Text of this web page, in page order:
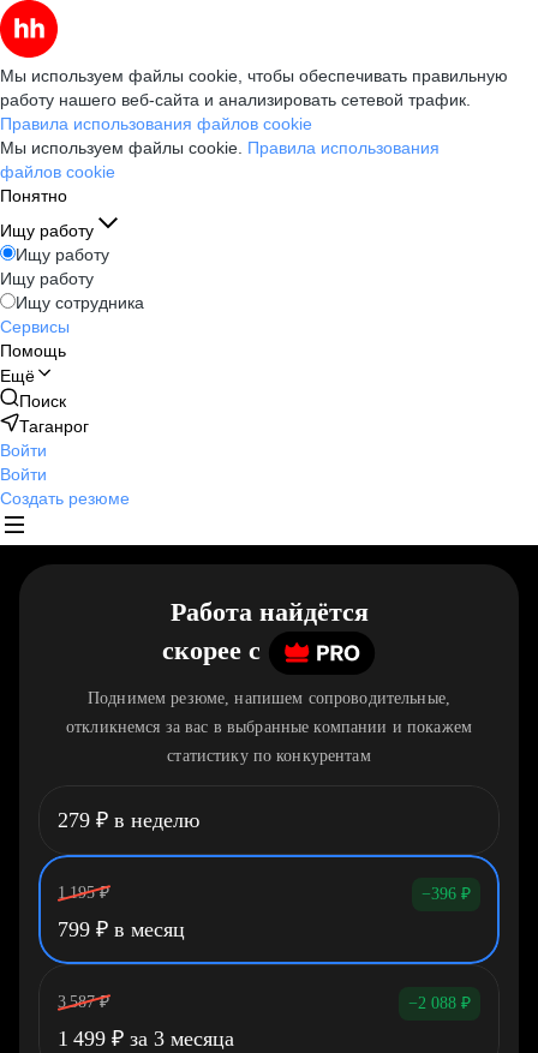
Мы используем файлы cookie, чтобы обеспечивать правильную
работу нашего веб-сайта и анализировать сетевой трафик.
Правила использования файлов cookie
Мы используем файлы cookie. Правила использования
файлов cookie
Понятно
Ищу работу
Ищу работу
Ищу работу
Ищу сотрудника
Сервисы
Помощь
Ещё
Поиск
Таганрог
Войти
Войти
Создать резюме
Работа найдётся
скорее c
Поднимем резюме, напишем сопроводительные,
откликнемся за вас в выбранные компании и покажем
статистику по конкурентам
279 ₽ в неделю
1 195 ₽ −396 ₽
799 ₽ в месяц
3 587 ₽ −2 088 ₽
1 499 ₽ за 3 месяца